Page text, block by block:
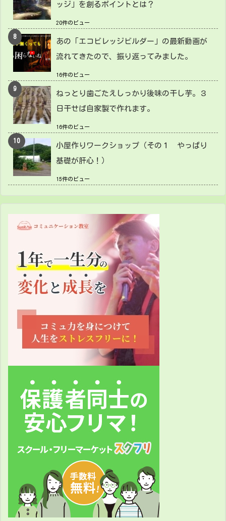
ッジ」を創るポイントとは？
20件のビュー
あの「エコビレッジビルダー」の最新動画が
流れてきたので、振り返ってみました。
16件のビュー
ねっとり歯ごたえしっかり後味の干し芋。３
日干せば自家製で作れます。
16件のビュー
小屋作りワークショップ（その１ やっぱり
基礎が肝心！）
15件のビュー